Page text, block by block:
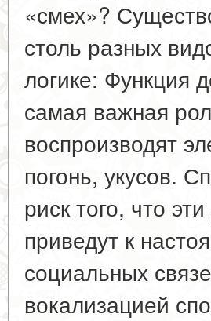
«смех»?
столь разных
логике: Функция
самая важная
воспроизводят
погонь, укусов.
риск того, что
приведут к
социальных
вокализацией